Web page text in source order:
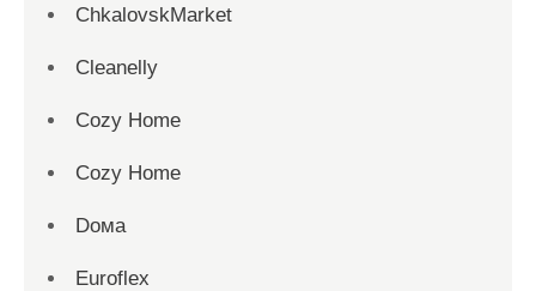
ChkalovskMarket
Cleanelly
Cozy Home
Cozy Home
Dома
Euroflex